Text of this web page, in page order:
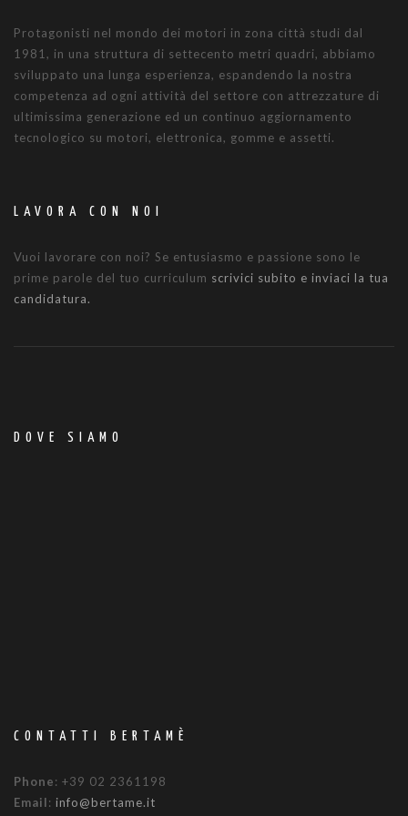
Protagonisti nel mondo dei motori in zona città studi dal
1981, in una struttura di settecento metri quadri, abbiamo
sviluppato una lunga esperienza, espandendo la nostra
competenza ad ogni attività del settore con attrezzature di
ultimissima generazione ed un continuo aggiornamento
tecnologico su motori, elettronica, gomme e assetti.
LAVORA CON NOI
Vuoi lavorare con noi? Se entusiasmo e passione sono le
prime parole del tuo curriculum scrivici subito e inviaci la tua
candidatura.
DOVE SIAMO
CONTATTI BERTAMÈ
Phone: +39 02 2361198
Email: info@bertame.it